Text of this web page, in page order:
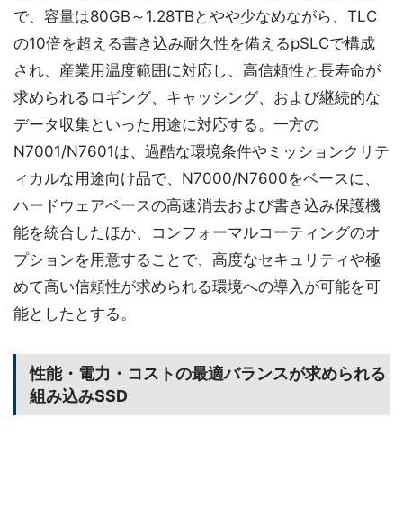
で、容量は80GB～1.28TBとやや少なめながら、TLC
の10倍を超える書き込み耐久性を備えるpSLCで構成
され、産業用温度範囲に対応し、高信頼性と長寿命が
求められるロギング、キャッシング、および継続的な
データ収集といった用途に対応する。一方の
N7001/N7601は、過酷な環境条件やミッションクリテ
ィカルな用途向け品で、N7000/N7600をベースに、
ハードウェアベースの高速消去および書き込み保護機
能を統合したほか、コンフォーマルコーティングのオ
プションを用意することで、高度なセキュリティや極
めて高い信頼性が求められる環境への導入が可能を可
能としたとする。
性能・電力・コストの最適バランスが求められる
組み込みSSD